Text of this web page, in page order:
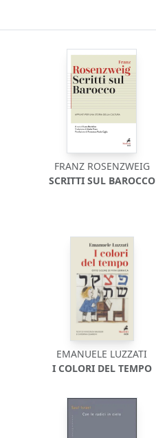
FRANZ ROSENZWEIG
SCRITTI SUL BAROCCO
EMANUELE LUZZATI
I COLORI DEL TEMPO